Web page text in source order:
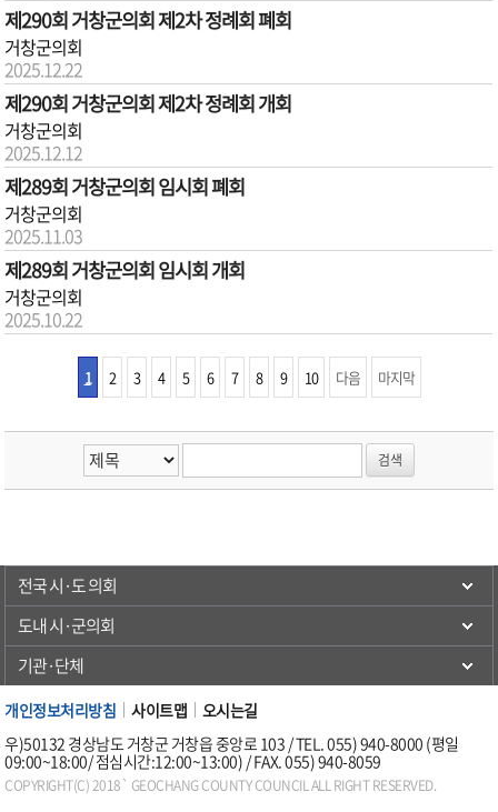
제290회 거창군의회 제2차 정례회 폐회
거창군의회
2025.12.22
제290회 거창군의회 제2차 정례회 개회
거창군의회
2025.12.12
제289회 거창군의회 임시회 폐회
거창군의회
2025.11.03
제289회 거창군의회 임시회 개회
거창군의회
2025.10.22
1 2 3 4 5 6 7 8 9 10 다음 마지막
전국 시·도 의회
도내 시·군의회
기관·단체
개인정보처리방침 사이트맵
오시는길
우)50132 경상남도 거창군 거창읍 중앙로 103 / TEL. 055) 940-8000 (평일
09:00~18:00/ 점심시간:12:00~13:00) / FAX. 055) 940-8059
COPYRIGHT(C) 2018` GEOCHANG COUNTY COUNCIL ALL RIGHT RESERVED.